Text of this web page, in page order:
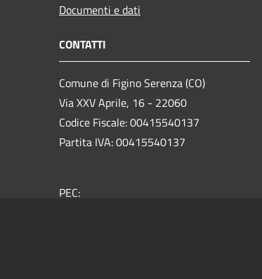
Documenti e dati
CONTATTI
Comune di Figino Serenza (CO)
Via XXV Aprile, 16 - 22060
Codice Fiscale: 00415540137
Partita IVA: 00415540137
PEC: